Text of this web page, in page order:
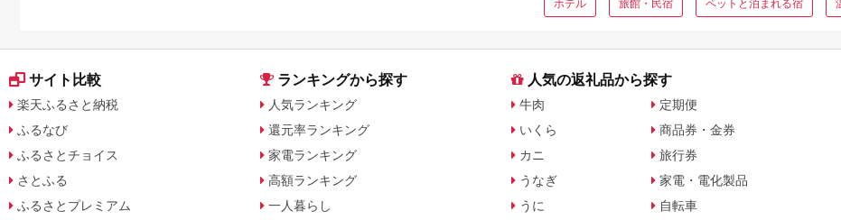
ホテル 旅館・民宿 ペットと泊まれる宿
サイト比較
楽天ふるさと納税
ふるなび
ふるさとチョイス
さとふる
ふるさとプレミアム
ランキングから探す
人気ランキング
還元率ランキング
家電ランキング
高額ランキング
一人暮らし
人気の返礼品から探す
牛肉
いくら
カニ
うなぎ
うに
定期便
商品券・金券
旅行券
家電・電化製品
自転車